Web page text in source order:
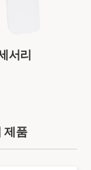
서리
제품